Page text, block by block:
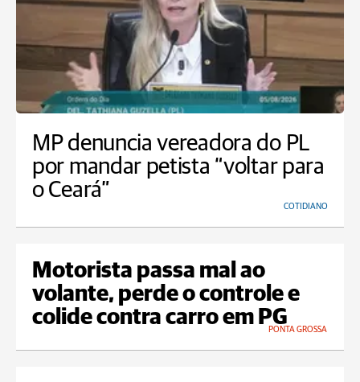
MP denuncia vereadora do PL
por mandar petista “voltar para
o Ceará”
COTIDIANO
Motorista passa mal ao
volante, perde o controle e
colide contra carro em PG
PONTA GROSSA